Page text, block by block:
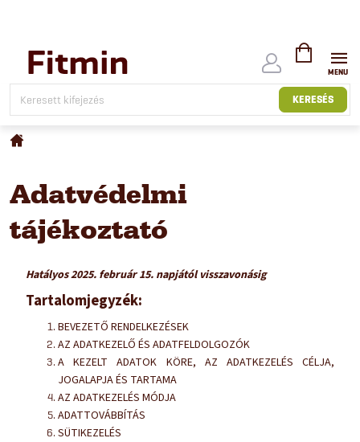
tartalomhoz
KERESÉS
KOSÁR
Kezdőlap
Adatvédelmi
tájékoztató
Hatályos 2025. február 15. napjától visszavonásig
Tartalomjegyzék:
BEVEZETŐ RENDELKEZÉSEK
AZ ADATKEZELŐ ÉS ADATFELDOLGOZÓK
A KEZELT ADATOK KÖRE, AZ ADATKEZELÉS CÉLJA,
JOGALAPJA ÉS TARTAMA
AZ ADATKEZELÉS MÓDJA
ADATTOVÁBBÍTÁS
SÜTIKEZELÉS